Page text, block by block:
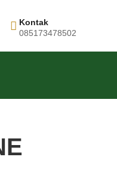
Kontak
085173478502